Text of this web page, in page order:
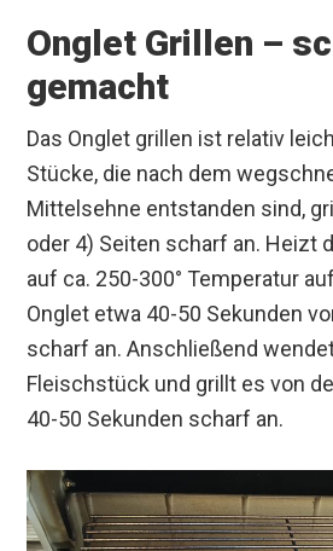
Onglet Grillen –
gemacht
Das Onglet grillen ist relativ
Stücke, die nach dem
Mittelsehne entstanden sind,
oder 4) Seiten scharf an. Heizt
auf ca. 250-300° Temperatur
Onglet etwa 40-50 Sekunden
scharf an. Anschließend
Fleischstück und grillt es von
40-50 Sekunden scharf an.